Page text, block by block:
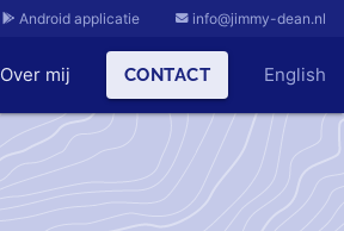
Android applicatie info@jimmy-dean.nl
Over mij CONTACT English